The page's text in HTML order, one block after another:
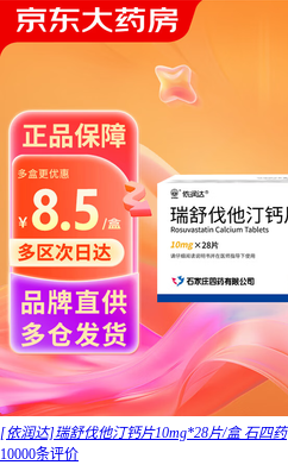
[依润达]瑞舒伐他汀钙片10mg*28片/盒 石四药
10000条评价